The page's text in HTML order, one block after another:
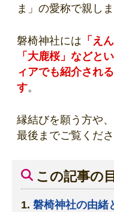
ま」の愛称で親し
磐椅神社には 「え
「大鹿桜」などと
ィアでも紹介され
す。
縁結びを願う方や
最後までご覧くださ
この記事の
磐椅神社の由緒